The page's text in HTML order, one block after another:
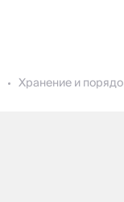
Хранение и